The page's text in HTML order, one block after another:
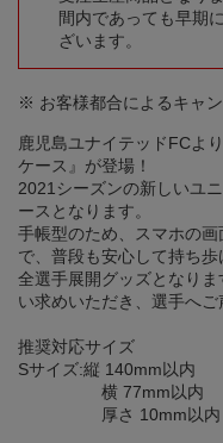
間内であっても早期
ざいます。
※ お客様都合によるキャ
鹿児島ユナイテッドFCよ
ケース』が登場！
2021シーズンの新しいユ
ースとなります。
手帳型のため、スマホの
で、普段も安心して持ち歩
全選手展開グッズとなり
い求めいただき、選手へご
推奨対応サイズ
Sサイズ:縦 140mm以内
横 77mm以内
厚さ 10mm以内